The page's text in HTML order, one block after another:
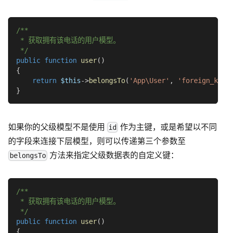
/**
* 获取拥有该电话的用户模型。
*/
public function user( )
{
return $this->belongsTo( 'App\User' ,
}
如果你的父级模型不是使用 id 作为主键，或是希望以不同
的字段来连接下层模型，则可以传递第三个参数至
belongsTo 方法来指定父级数据表的自定义键：
/**
* 获取拥有该电话的用户模型。
*/
public function user( )